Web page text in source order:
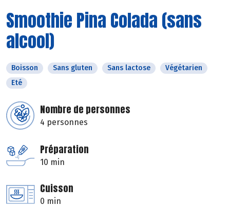
Smoothie Pina Colada (sans
alcool)
Boisson Sans gluten Sans lactose
Végétarien
Eté
Nombre de personnes
4 personnes
Préparation
10 min
Cuisson
0 min